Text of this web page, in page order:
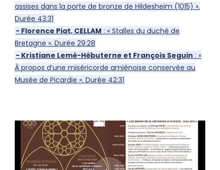
assises dans la porte de bronze de Hildesheim (1015) ».
Durée 43:31
- Florence Piat, CELLAM : « Stalles du duché de
Bretagne ». Durée 29:28
- Kristiane Lemé-Hébuterne et François Seguin : «
À propos d’une miséricorde amiénoise conservée au
Musée de Picardie ». Durée 42:31